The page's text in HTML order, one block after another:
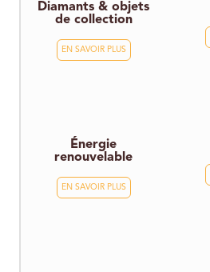
Diamants & objets
de collection
EN SAVOIR PLUS
Énergie
renouvelable
EN SAVOIR PLUS